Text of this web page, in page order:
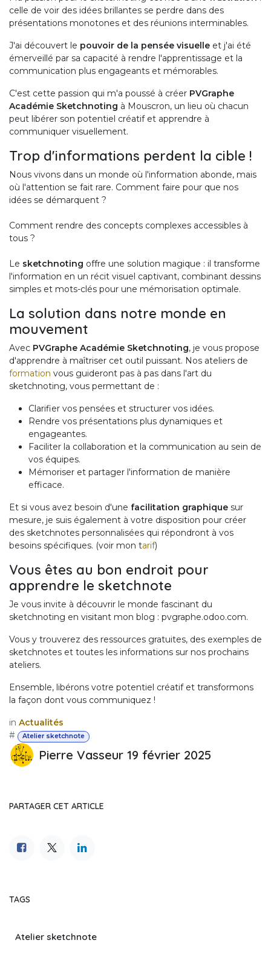
celle de voir des idées brillantes se perdre dans des
présentations monotones et des réunions interminables.
J'ai découvert le pouvoir de la pensée visuelle et j'ai été
émerveillé par sa capacité à rendre l'apprentissage et la
communication plus engageants et mémorables.
C'est cette passion qui m'a poussé à créer PVGraphe
Académie Sketchnoting à Mouscron, un lieu où chacun
peut libérer son potentiel créatif et apprendre à
communiquer visuellement.
Trop d'informations perdent la cible !
Nous vivons dans un monde où l'information abonde, mais
où l'attention se fait rare. Comment faire pour que nos
idées se démarquent ?
Comment rendre des concepts complexes accessibles à
tous ?
Le sketchnoting offre une solution magique : il transforme
l'information en un récit visuel captivant, combinant dessins
simples et mots-clés pour une mémorisation optimale.
La solution dans notre monde en
mouvement
Avec PVGraphe Académie Sketchnoting, je vous propose
d'apprendre à maîtriser cet outil puissant. Nos ateliers de
formation vous guideront pas à pas dans l'art du
sketchnoting, vous permettant de :
Clarifier vos pensées et structurer vos idées.
Rendre vos présentations plus dynamiques et
engageantes.
Faciliter la collaboration et la communication au sein de
vos équipes.
Mémoriser et partager l'information de manière
efficace.
Et si vous avez besoin d'une facilitation graphique sur
mesure, je suis également à votre disposition pour créer
des sketchnotes personnalisées qui répondront à vos
besoins spécifiques. (voir mon tarif)
Vous êtes au bon endroit pour
apprendre le sketchnote
Je vous invite à découvrir le monde fascinant du
sketchnoting en visitant mon blog : pvgraphe.odoo.com.
Vous y trouverez des ressources gratuites, des exemples de
sketchnotes et toutes les informations sur nos prochains
ateliers.
Ensemble, libérons votre potentiel créatif et transformons
la façon dont vous communiquez !
in Actualités
#
Atelier sketchnote
Pierre Vasseur 19 février 2025
PARTAGER CET ARTICLE
TAGS
Atelier sketchnote